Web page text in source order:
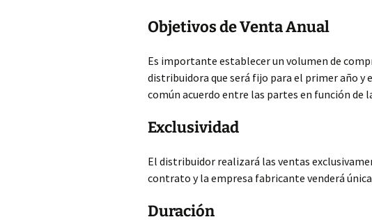
Objetivos de Venta Anual
Es importante establecer un volumen de
distribuidora que será fijo para el primer año y
común acuerdo entre las partes en función de
Exclusividad
El distribuidor realizará las ventas
contrato y la empresa fabricante venderá
Duración